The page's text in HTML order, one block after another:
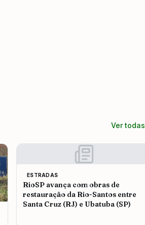
Ver todas
ESTRADAS
RioSP avança com obras de
restauração da Rio-Santos entre
Santa Cruz (RJ) e Ubatuba (SP)